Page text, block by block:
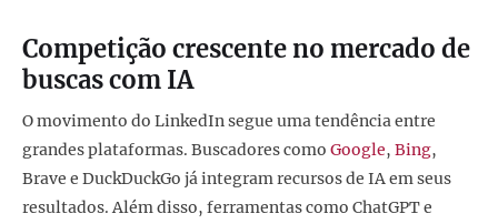
Competição crescente no mercado de
buscas com IA
O movimento do LinkedIn segue uma tendência entre
grandes plataformas. Buscadores como Google, Bing,
Brave e DuckDuckGo já integram recursos de IA em seus
resultados. Além disso, ferramentas como ChatGPT e